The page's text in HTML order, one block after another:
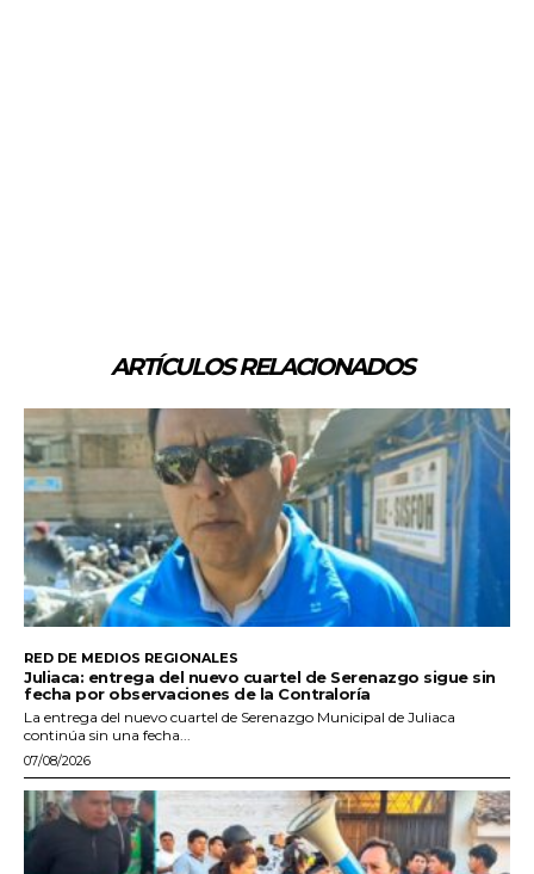
ARTÍCULOS RELACIONADOS
RED DE MEDIOS REGIONALES
Juliaca: entrega del nuevo cuartel de Serenazgo sigue sin
fecha por observaciones de la Contraloría
La entrega del nuevo cuartel de Serenazgo Municipal de Juliaca
continúa sin una fecha...
07/08/2026